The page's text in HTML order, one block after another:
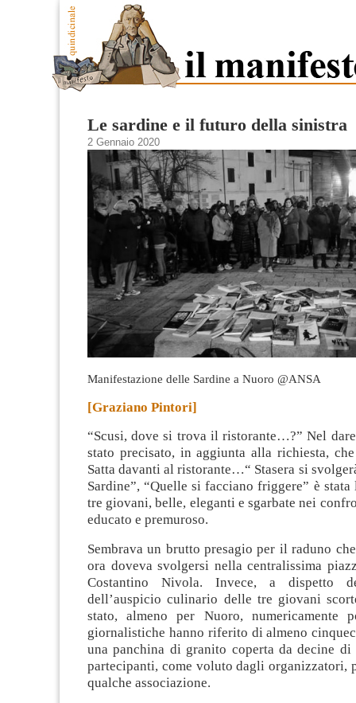
Le sardine e il futuro della sinistra
2 Gennaio 2020
Manifestazione delle Sardine a Nuoro @ANSA
[Graziano Pintori]
“Scusi, dove si trova il ristorante…?” Nel
stato precisato, in aggiunta alla richiesta,
Satta davanti al ristorante…“ Stasera si
Sardine”, “Quelle si facciano friggere” è
tre giovani, belle, eleganti e sgarbate nei
educato e premuroso.
Sembrava un brutto presagio per il raduno
ora doveva svolgersi nella centralissima
Costantino Nivola. Invece, a dispetto
dell’auspicio culinario delle tre giovani
stato, almeno per Nuoro, numericamente
giornalistiche hanno riferito di almeno
una panchina di granito coperta da decine
partecipanti, come voluto dagli organizzatori,
qualche associazione.